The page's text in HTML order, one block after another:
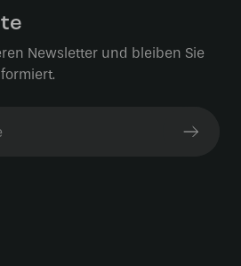
Newsletter und bleiben Sie